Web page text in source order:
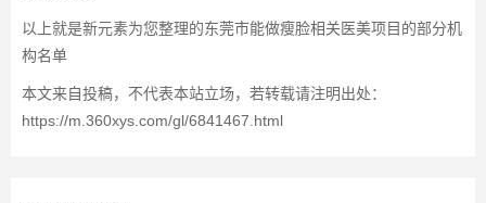
以上就是新元素为您整理的东莞市能做瘦脸相关医美项目的部分机
构名单
本文来自投稿，不代表本站立场，若转载请注明出处：
https://m.360xys.com/gl/6841467.html